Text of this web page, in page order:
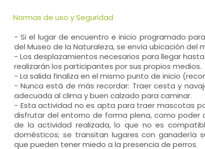
Normas de uso y Seguridad
- Si el lugar de encuentro e inicio programado
del Museo de la Naturaleza, se envía ubicación del
- Los desplazamientos necesarios para llegar
realizarán los participantes por sus propios medios.
- La salida finaliza en el mismo punto de inicio
- Nunca está de más recordar: Traer cesta y
adecuada al clima y buen calzado para caminar.
- Esta actividad no es apta para traer mascotas
disfrutar del entorno de forma plena, como poder
de la actividad realizada, lo que no es
domésticos; se transitan lugares con ganadería
que pueden tener miedo a la presencia de perros.